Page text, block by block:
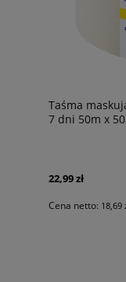
Taśma
7 dni 50m x
22,99 zł
Cena netto: 18,69